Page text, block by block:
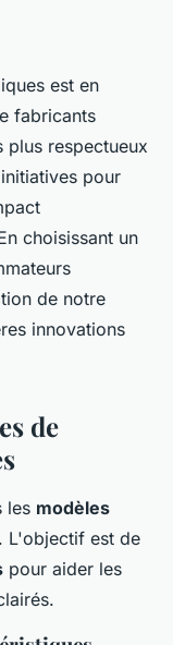
est en
fabricants
plus respectueux
pour
choisissant un
de notre
innovations
de
les modèles
L'objectif est de
pour aider les